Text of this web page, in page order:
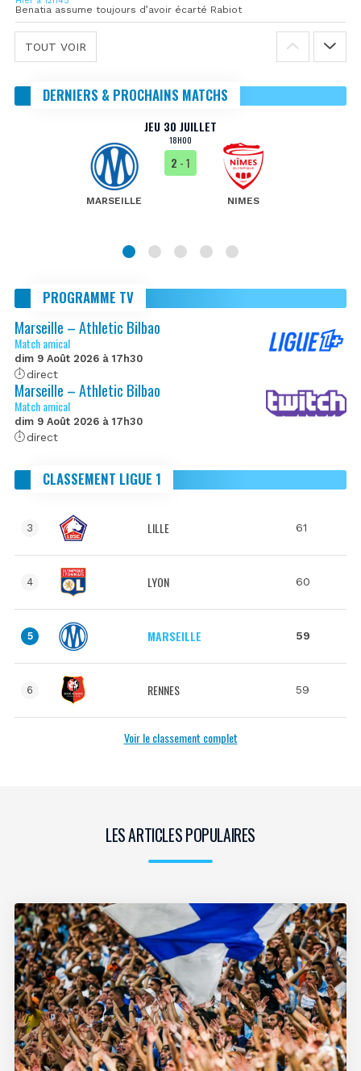
Benatia assume toujours d’avoir écarté Rabiot
TOUT VOIR
DERNIERS & PROCHAINS MATCHS
JEU 30 JUILLET
18H00
MARSEILLE
2 - 1
NIMES
PROGRAMME TV
Marseille – Athletic Bilbao
Match amical
dim 9 Août 2026 à 17h30
direct
Marseille – Athletic Bilbao
Match amical
dim 9 Août 2026 à 17h30
direct
CLASSEMENT LIGUE 1
3 LILLE 61
4 LYON 60
5 MARSEILLE 59
6 RENNES 59
Voir le classement complet
LES ARTICLES POPULAIRES